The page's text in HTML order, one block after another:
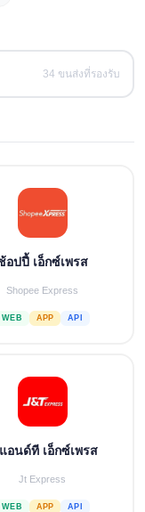
34 ขนส่งที่รองรับ
อปปี้ เอ็กซ์เพรส
Shopee Express
WEB APP API
แอนด์ที เอ็กซ์เพรส
Jt Express
WEB APP API